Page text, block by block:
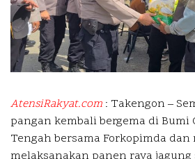
AtensiRakyat.com : Takengon –
pangan kembali bergema di Bumi
Tengah bersama Forkopimda dan